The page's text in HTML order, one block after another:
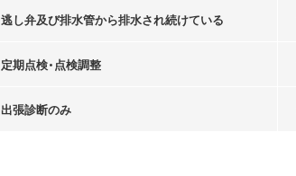
逃し弁及び排水管から排水され続けている
定期点検・点検調整
出張診断のみ